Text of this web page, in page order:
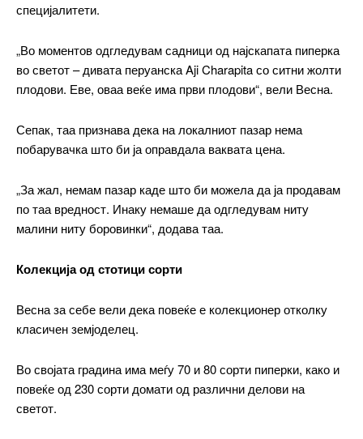
специјалитети.
„Во моментов одгледувам садници од најскапата пиперка
во светот – дивата перуанска Aji Charapita со ситни жолти
плодови. Еве, оваа веќе има први плодови“, вели Весна.
Сепак, таа признава дека на локалниот пазар нема
побарувачка што би ја оправдала ваквата цена.
„За жал, немам пазар каде што би можела да ја продавам
по таа вредност. Инаку немаше да одгледувам ниту
малини ниту боровинки“, додава таа.
Колекција од стотици сорти
Весна за себе вели дека повеќе е колекционер отколку
класичен земјоделец.
Во својата градина има меѓу 70 и 80 сорти пиперки, како и
повеќе од 230 сорти домати од различни делови на
светот.